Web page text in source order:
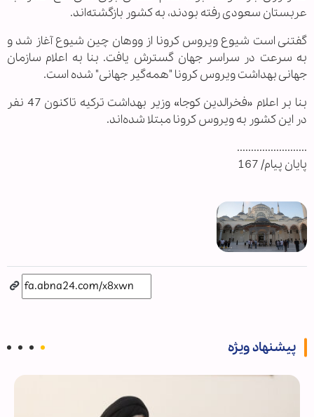
عربستان سعودی رفته بودند، به کشور بازگشته‌اند.
گفتنی است شیوع ویروس کرونا از ووهان چین شیوع آغاز شد و
به سرعت در سراسر جهان گسترش یافت. بنا به اعلام سازمان
جهانی بهداشت ویروس کرونا "همه‌گیر جهانی" شده است.
بنا بر اعلام «فخرالدین کوجا» وزیر بهداشت ترکیه تاکنون 47 نفر
در این کشور به ویروس کرونا مبتلا شده‌اند.
.........................
پایان پیام/ 167
پیشنهاد ویژه